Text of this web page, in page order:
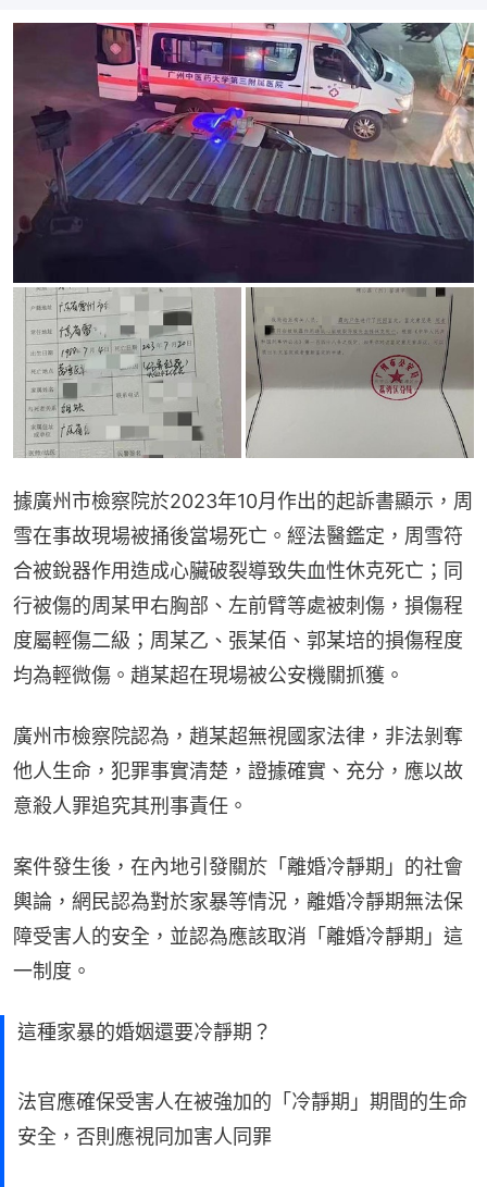
據廣州市檢察院於2023年10月作出的起訴書顯示，周
雪在事故現場被捅後當場死亡。經法醫鑑定，周雪符
合被銳器作用造成心臟破裂導致失血性休克死亡；同
行被傷的周某甲右胸部、左前臂等處被刺傷，損傷程
度屬輕傷二級；周某乙、張某佰、郭某培的損傷​​程度
均為輕微傷。趙某超在現場被公安機關抓獲。
廣州市檢察院認為，趙某超無視國家法律，非法剝奪
他人生命，犯罪事實清楚，證據確實、充分，應以故
意殺人罪追究其刑事責任。
案件發生後，在內地引發關於「離婚冷靜期」的社會
輿論，網民認為對於家暴等情況，離婚冷靜期無法保
障受害人的安全，並認為應該取消「離婚冷靜期」這
一制度。
這種家暴的婚姻還要冷靜期？
法官應確保受害人在被強加的「冷靜期」期間的生命
安全，否則應視同加害人同罪